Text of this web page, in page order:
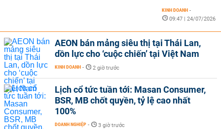
KINH DOANH -
09:47 | 24/07/2026
AEON bán mảng siêu thị tại Thái Lan,
dồn lực cho ‘cuộc chiến’ tại Việt Nam
KINH DOANH - 2 giờ trước
Lịch cổ tức tuần tới: Masan Consumer,
BSR, MB chốt quyền, tỷ lệ cao nhất
100%
DOANH NGHIỆP - 3 giờ trước